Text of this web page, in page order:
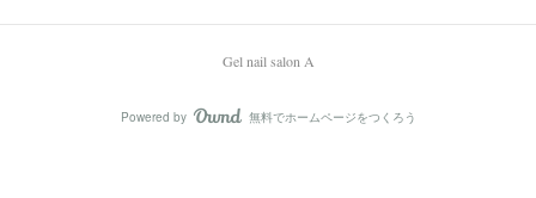
Gel nail salon A
Powered by AmebaOwnd
無料でホームページをつくろう